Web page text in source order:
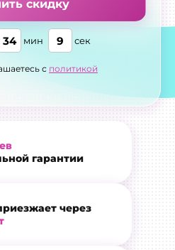
скидку
34 мин 8 сек
с политикой
гарантии
через